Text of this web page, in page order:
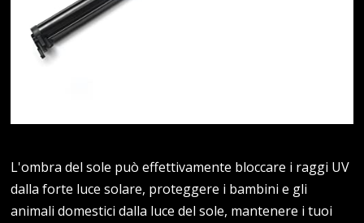
L'ombra del sole può effettivamente bloccare i raggi UV
dalla forte luce solare, proteggere i bambini e gli
animali domestici dalla luce del sole, mantenere i tuoi